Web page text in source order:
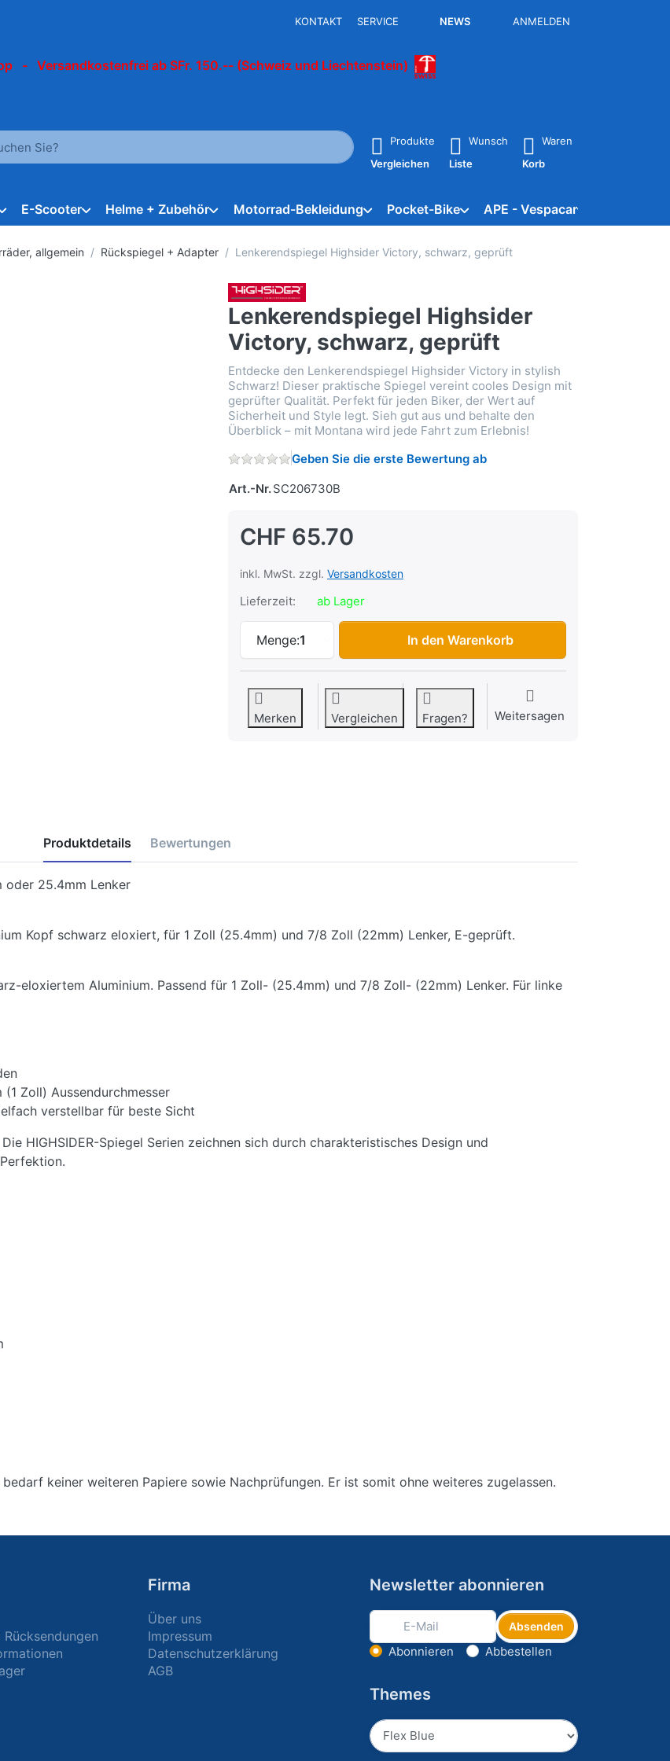
KONTAKT SERVICE NEWS ANMELDEN
- Versandkostenfrei ab SFr. 150.-- (Schweiz und Liechtenstein)
Suchbegriff ein. Während Sie tippen, erscheinen automatisch erste Ergebnisse. Drücken Sie die Eingabetaste, um alle
Produkte
Vergleichen
Wunsch
Liste
Waren
Korb
E-Scooter Helme + Zubehör Motorrad-Bekleidung Pocket-Bike APE - Vespacar
allgemein Rückspiegel + Adapter Lenkerendspiegel Highsider Victory, schwarz, geprüft
Lenkerendspiegel Highsider
Victory, schwarz, geprüft
Entdecke den Lenkerendspiegel Highsider Victory in stylish
Schwarz! Dieser praktische Spiegel vereint cooles Design mit
geprüfter Qualität. Perfekt für jeden Biker, der Wert auf
Sicherheit und Style legt. Sieh gut aus und behalte den
Überblick – mit Montana wird jede Fahrt zum Erlebnis!
Geben Sie die erste Bewertung ab
Art.-Nr.SC206730B
CHF 65.70
inkl. MwSt. zzgl. Versandkosten
Lieferzeit: ab Lager
Menge:1
Lenkerendspiegel Highsider Victory, schwarz, geprüft zu
In den Warenkorb
Merken Vergleichen Fragen? Weitersagen
Produktdetails Bewertungen
oder 25.4mm Lenker
Kopf schwarz eloxiert, für 1 Zoll (25.4mm) und 7/8 Zoll (22mm) Lenker, E-geprüft.
eloxiertem Aluminium. Passend für 1 Zoll- (25.4mm) und 7/8 Zoll- (22mm) Lenker. Für linke
Zoll) Aussendurchmesser
verstellbar für beste Sicht
HIGHSIDER-Spiegel Serien zeichnen sich durch charakteristisches Design und
keiner weiteren Papiere sowie Nachprüfungen. Er ist somit ohne weiteres zugelassen.
Firma
Über uns
Impressum
Datenschutzerklärung
AGB
Newsletter abonnieren
Absenden
Aktion wählen
Abonnieren Abbestellen
Themes